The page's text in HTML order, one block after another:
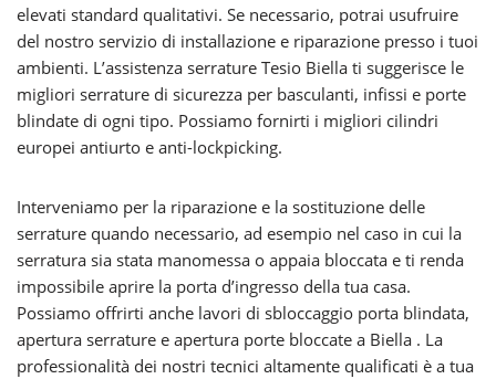
elevati standard qualitativi. Se necessario, potrai usufruire
del nostro servizio di installazione e riparazione presso i tuoi
ambienti. L’assistenza serrature Tesio Biella ti suggerisce le
migliori serrature di sicurezza per basculanti, infissi e porte
blindate di ogni tipo. Possiamo fornirti i migliori cilindri
europei antiurto e anti-lockpicking.
Interveniamo per la riparazione e la sostituzione delle
serrature quando necessario, ad esempio nel caso in cui la
serratura sia stata manomessa o appaia bloccata e ti renda
impossibile aprire la porta d’ingresso della tua casa.
Possiamo offrirti anche lavori di sbloccaggio porta blindata,
apertura serrature e apertura porte bloccate a Biella . La
professionalità dei nostri tecnici altamente qualificati è a tua